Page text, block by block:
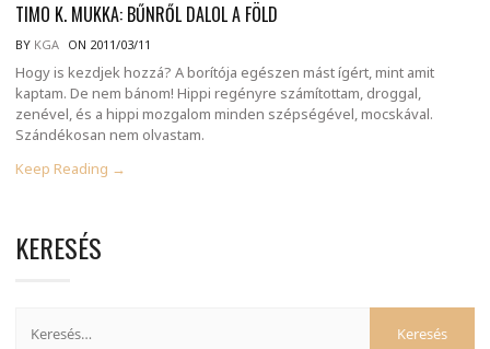
TIMO K. MUKKA: BŰNRŐL DALOL A FÖLD
BY KGA ON 2011/03/11
Hogy is kezdjek hozzá? A borítója egészen mást ígért, mint amit
kaptam. De nem bánom! Hippi regényre számítottam, droggal,
zenével, és a hippi mozgalom minden szépségével, mocskával.
Szándékosan nem olvastam.
Keep Reading →
KERESÉS